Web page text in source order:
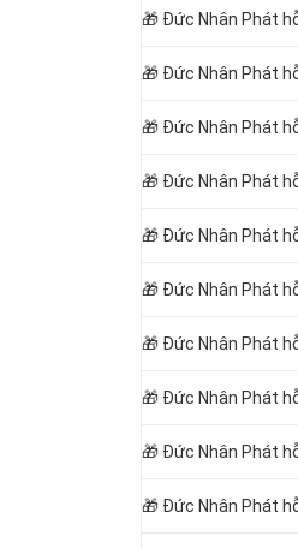
🎁 Đức Nhân Phát
🎁 Đức Nhân Phát
🎁 Đức Nhân Phát
🎁 Đức Nhân Phát
🎁 Đức Nhân Phát
🎁 Đức Nhân Phát
🎁 Đức Nhân Phát
🎁 Đức Nhân Phát
🎁 Đức Nhân Phát
🎁 Đức Nhân Phát